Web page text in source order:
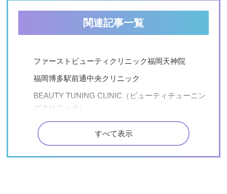
関連記事一覧
ファーストビューティクリニック福岡天神院
福岡博多駅前通中央クリニック
BEAUTY TUNING CLINIC（ビューティチューニン
グクリニック）
松林景一美容クリニック天神
ユア美容クリニック（福岡院）
あんぬクリニック
すべて表示